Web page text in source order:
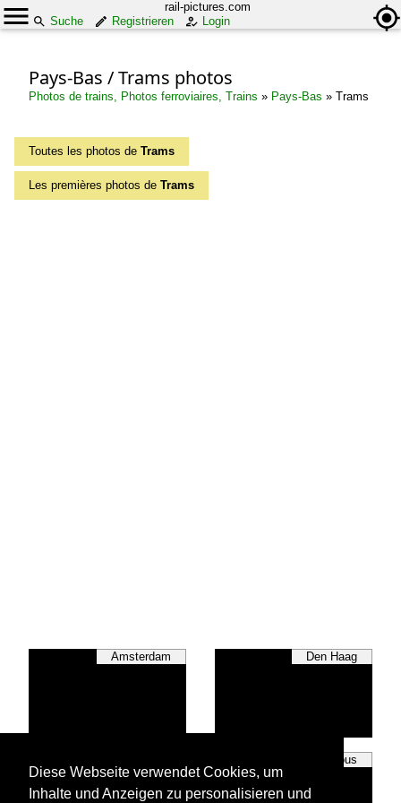
rail-pictures.com
Suche
Registrieren Login
Pays-Bas / Trams photos
Photos de trains, Photos ferroviaires, Trains » Pays-Bas » Trams
Toutes les photos de Trams
Les premières photos de Trams
Amsterdam Den Haag
Various
Diese Webseite verwendet Cookies, um
Inhalte und Anzeigen zu personalisieren und